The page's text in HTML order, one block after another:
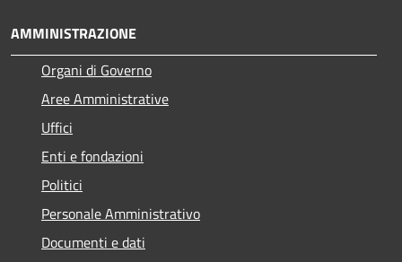
AMMINISTRAZIONE
Organi di Governo
Aree Amministrative
Uffici
Enti e fondazioni
Politici
Personale Amministrativo
Documenti e dati